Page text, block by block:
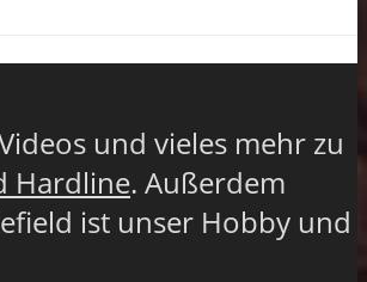
und vieles mehr zu
Hardline. Außerdem
ist unser Hobby und